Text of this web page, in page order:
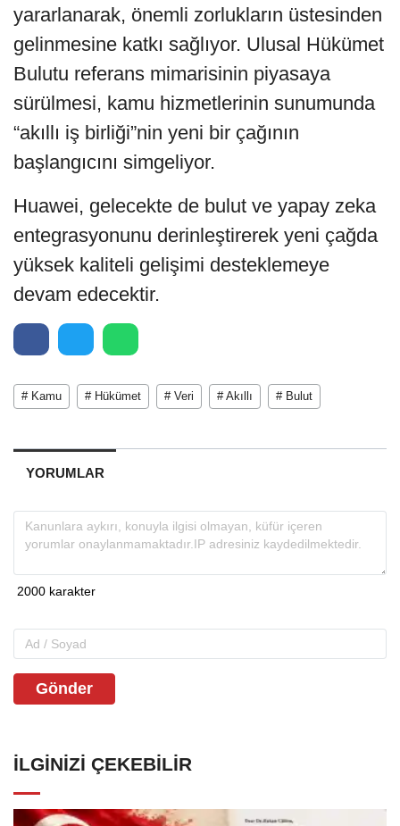
yararlanarak, önemli zorlukların üstesinden
gelinmesine katkı sağlıyor. Ulusal Hükümet
Bulutu referans mimarisinin piyasaya
sürülmesi, kamu hizmetlerinin sunumunda
“akıllı iş birliği”nin yeni bir çağının
başlangıcını simgeliyor.
Huawei, gelecekte de bulut ve yapay zeka
entegrasyonunu derinleştirerek yeni çağda
yüksek kaliteli gelişimi desteklemeye
devam edecektir.
# Kamu # Hükümet # Veri # Akıllı # Bulut
YORUMLAR
Gönder
İLGINIZI ÇEKEBILIR